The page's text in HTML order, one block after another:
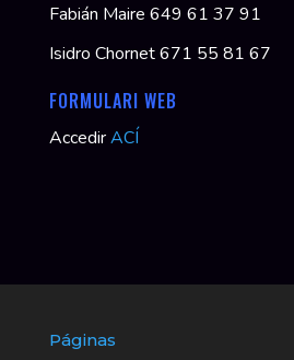
Fabián Maire 649 61 37 91
Isidro Chornet 671 55 81 67
FORMULARI WEB
AccedirACÍ
Páginas